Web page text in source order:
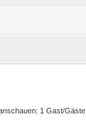
1 Gast/Gäste